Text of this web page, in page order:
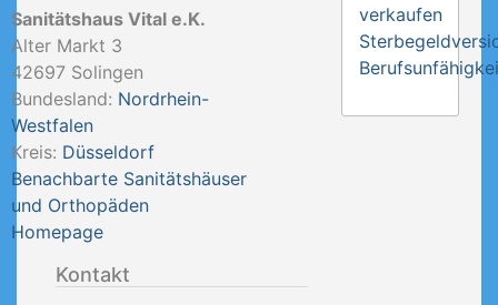
Sanitätshaus Vital e.K.
Alter Markt 3
42697 Solingen
Bundesland: Nordrhein-
Westfalen
Kreis: Düsseldorf
Benachbarte Sanitätshäuser
und Orthopäden
Homepage
Kontakt
verkaufen